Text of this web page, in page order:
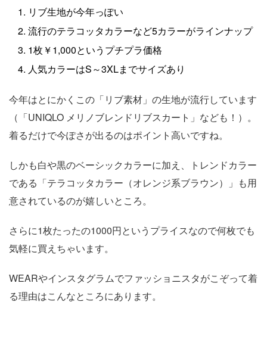
リブ生地が今年っぽい
流行のテラコッタカラーなど5カラーがラインナップ
1枚￥1,000というプチプラ価格
人気カラーはS～3XLまでサイズあり
今年はとにかくこの「リブ素材」の生地が流行しています
（「UNIQLO メリノブレンドリブスカート」なども！）。
着るだけで今ぽさが出るのはポイント高いですね。
しかも白や黒のベーシックカラーに加え、トレンドカラー
である「テラコッタカラー（オレンジ系ブラウン）」も用
意されているのが嬉しいところ。
さらに1枚たったの1000円というプライスなので何枚でも
気軽に買えちゃいます。
WEARやインスタグラムでファッショニスタがこぞって着
る理由はこんなところにあります。